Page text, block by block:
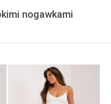
nogawkami